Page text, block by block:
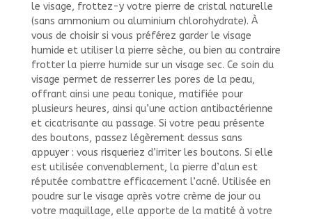
le visage, frottez-y votre pierre de cristal naturelle
(sans ammonium ou aluminium chlorohydrate). À
vous de choisir si vous préférez garder le visage
humide et utiliser la pierre sèche, ou bien au contraire
frotter la pierre humide sur un visage sec. Ce soin du
visage permet de resserrer les pores de la peau,
offrant ainsi une peau tonique, matifiée pour
plusieurs heures, ainsi qu’une action antibactérienne
et cicatrisante au passage. Si votre peau présente
des boutons, passez légèrement dessus sans
appuyer : vous risqueriez d’irriter les boutons. Si elle
est utilisée convenablement, la pierre d’alun est
réputée combattre efficacement l’acné. Utilisée en
poudre sur le visage après votre crème de jour ou
votre maquillage, elle apporte de la matité à votre